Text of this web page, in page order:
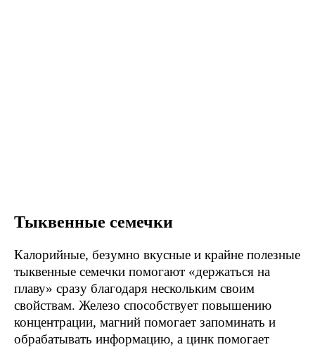
Тыквенные семечки
Калорийные, безумно вкусные и крайне полезные
тыквенные семечки помогают «держаться на
плаву» сразу благодаря нескольким своим
свойствам. Железо способствует повышению
концентрации, магний помогает запоминать и
обрабатывать информацию, а цинк помогает